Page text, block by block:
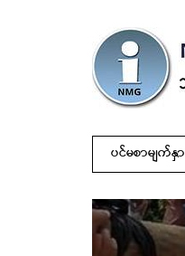
ပင်မစာမျက်နှာ